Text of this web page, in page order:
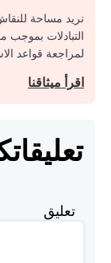
نريد مساحة
التبادلات بموجب
لمراجعة قواعد
اقرأ ميثاقنا
تعليق